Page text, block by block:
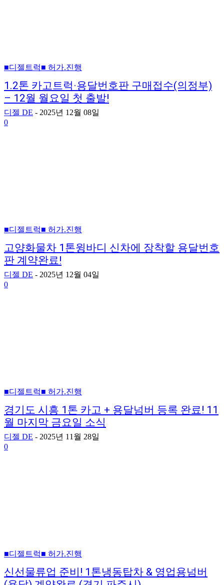
■디젤트럭■ 허가.진행
1.2톤 카고트럭·용달번호판 구매접수(의정부)
– 12월 월요일 첫 출발!
디젤 DE - 2025년 12월 08일
0
■디젤트럭■ 허가.진행
고양화물차 1톤윙바디 신차에 장착할 용달번호
판 계약완료!
디젤 DE - 2025년 12월 04일
0
■디젤트럭■ 허가.진행
경기도 시흥 1톤 카고 + 용달넘버 등록 완료! 11
월 마지막 금요일 소식
디젤 DE - 2025년 11월 28일
0
■디젤트럭■ 허가.진행
신선물류업 준비! 1톤냉동탑차 & 영업용넘버